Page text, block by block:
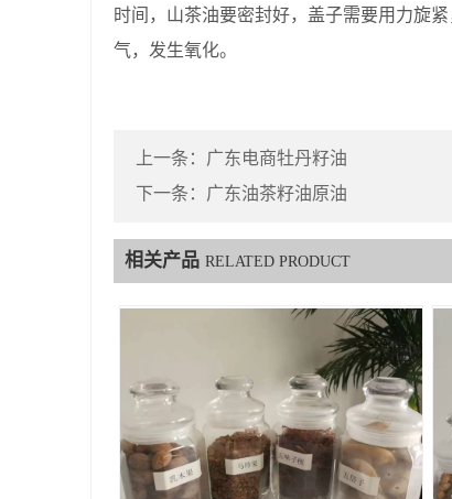
时间，山茶油要密封好，盖子需要用力旋
气，发生氧化。
上一条： 广东电商牡丹籽油
下一条： 广东油茶籽油原油
相关产品 RELATED PRODUCT